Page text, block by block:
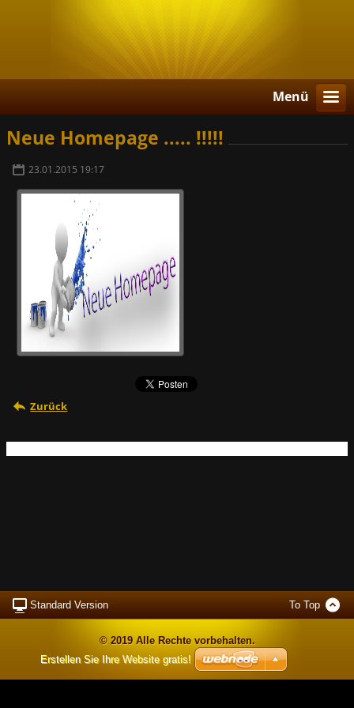
Menü
Neue Homepage ..... !!!!!
23.01.2015 19:17
Zurück
Standard Version To Top
© 2019 Alle Rechte vorbehalten.
Erstellen Sie Ihre Website gratis!